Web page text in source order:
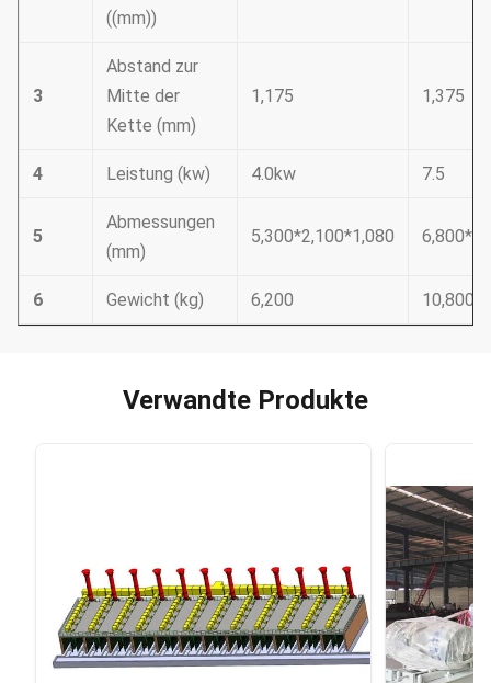
((mm))
3
Abstand zur
Mitte der
Kette (mm)
1,175 1,375
4 Leistung (kw) 4.0kw 7.5
5
Abmessungen
(mm)
5,300*2,100*1,080
6 Gewicht (kg) 6,200 10,800
Verwandte Produkte